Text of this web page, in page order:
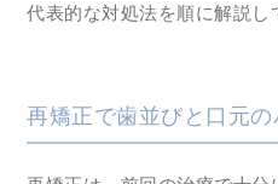
代表的な対処法を順に解説し
再矯正で歯並びと口元